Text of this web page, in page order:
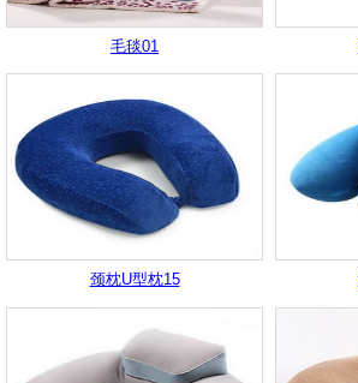
毛毯01
颈枕U型枕15